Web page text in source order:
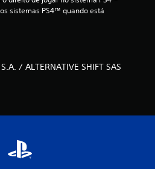
sistemas PS4™ quando está
/ ALTERNATIVE SHIFT SAS